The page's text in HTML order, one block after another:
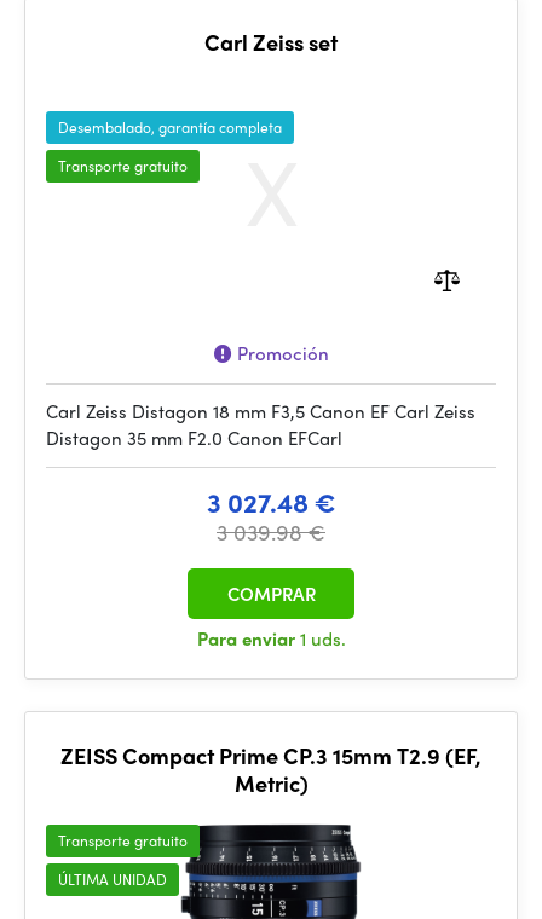
Carl Zeiss set
Desembalado, garantía completa
Transporte gratuito
Promoción
Carl Zeiss Distagon 18 mm F3,5 Canon EF Carl Zeiss
Distagon 35 mm F2.0 Canon EFCarl
3 027.48 €
3 039.98 €
Para enviar1 uds.
COMPRAR
ZEISS Compact Prime CP.3 15mm T2.9 (EF,
Metric)
Transporte gratuito
ÚLTIMA UNIDAD